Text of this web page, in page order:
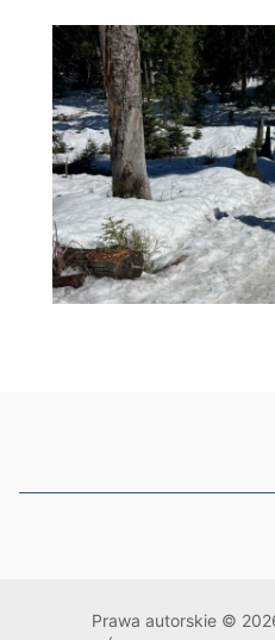
Prawa autorskie ©